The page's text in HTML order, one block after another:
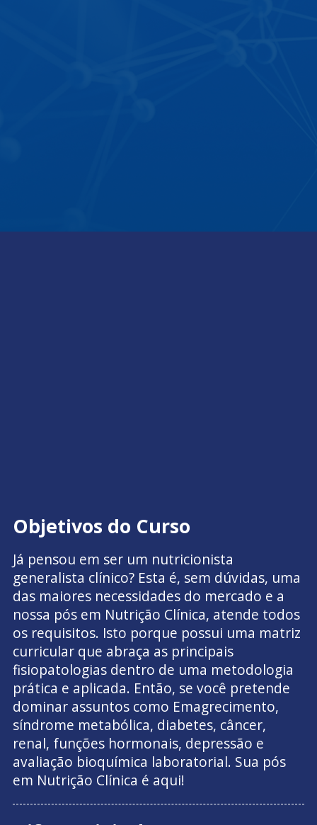
Objetivos do Curso
Já pensou em ser um nutricionista
generalista clínico? Esta é, sem dúvidas, uma
das maiores necessidades do mercado e a
nossa pós em Nutrição Clínica, atende todos
os requisitos. Isto porque possui uma matriz
curricular que abraça as principais
fisiopatologias dentro de uma metodologia
prática e aplicada. Então, se você pretende
dominar assuntos como Emagrecimento,
síndrome metabólica, diabetes, câncer,
renal, funções hormonais, depressão e
avaliação bioquímica laboratorial. Sua pós
em Nutrição Clínica é aqui!